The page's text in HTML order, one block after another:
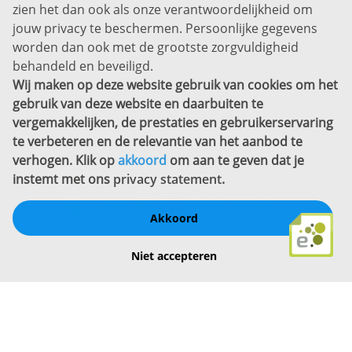
Privacyverklaring
Sitemap
Copyright
Bekijk ook eens
zien het dan ook als onze verantwoordelijkheid om
jouw privacy te beschermen. Persoonlijke gegevens
worden dan ook met de grootste zorgvuldigheid
behandeld en beveiligd.
Wij maken op deze website gebruik van cookies om het
gebruik van deze website en daarbuiten te
vergemakkelijken, de prestaties en gebruikerservaring
te verbeteren en de relevantie van het aanbod te
verhogen. Klik opakkoord om aan te geven dat je
instemt met ons privacy statement.
Akkoord
Niet accepteren